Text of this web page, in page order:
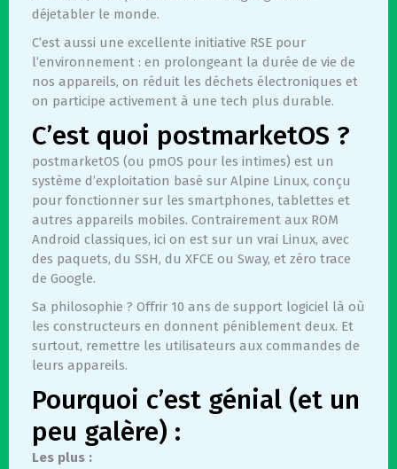
déjetabler le monde.
C’est aussi une excellente initiative RSE pour
l’environnement : en prolongeant la durée de vie de
nos appareils, on réduit les déchets électroniques et
on participe activement à une tech plus durable.
C’est quoi postmarketOS ?
postmarketOS (ou pmOS pour les intimes) est un
système d’exploitation basé sur Alpine Linux, conçu
pour fonctionner sur les smartphones, tablettes et
autres appareils mobiles. Contrairement aux ROM
Android classiques, ici on est sur un vrai Linux, avec
des paquets, du SSH, du XFCE ou Sway, et zéro trace
de Google.
Sa philosophie ? Offrir 10 ans de support logiciel là où
les constructeurs en donnent péniblement deux. Et
surtout, remettre les utilisateurs aux commandes de
leurs appareils.
Pourquoi c’est génial (et un
peu galère) :
Les plus :